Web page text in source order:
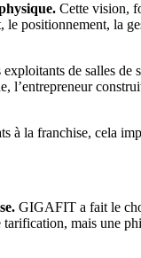
Cette vision,
positionnement, la
de salles de
l’entrepreneur
à la franchise, cela
GIGAFIT a fait le
mais une